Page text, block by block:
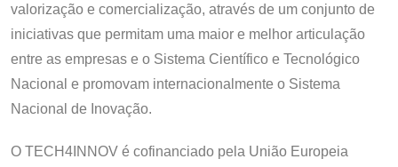
valorização e comercialização, através de um conjunto de
iniciativas que permitam uma maior e melhor articulação
entre as empresas e o Sistema Científico e Tecnológico
Nacional e promovam internacionalmente o Sistema
Nacional de Inovação.
O TECH4INNOV é cofinanciado pela União Europeia